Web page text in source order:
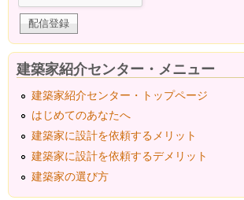
建築家紹介センター・メニュー
建築家紹介センター・トップページ
はじめてのあなたへ
建築家に設計を依頼するメリット
建築家に設計を依頼するデメリット
建築家の選び方